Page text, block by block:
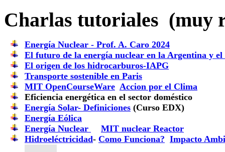
Charlas tutoriales (muy
Energía Nuclear - Prof. A. Caro 2024
El futuro de la energía nuclear en la Argentina y
El origen de los hidrocarburos-IAPG
Transporte sostenible en Paris
MIT OpenCourseWare Accion por el Clima
Eficiencia energética en el sector doméstico
Energía Solar- Definiciones (Curso EDX)
Energía Eólica
Energía Nuclear
MIT nuclear Reactor
Hidroeléctricidad- Como Funciona? Impacto